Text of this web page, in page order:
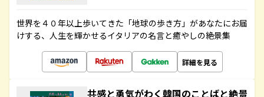
世界を４０年以上歩いてきた「地球の歩き方」があなたにお届
けする、人生を輝かせるイタリアの名言と癒やしの絶景集
詳細を見る
共感と勇気がわく韓国のことばと絶景